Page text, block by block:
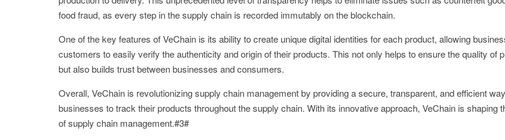
food fraud, as every step in the supply chain is recorded immutably on the blockchain.
One of the key features of VeChain is its ability to create unique digital identities for each product, allowing
customers to easily verify the authenticity and origin of their products. This not only helps to ensure the quality of
but also builds trust between businesses and consumers.
Overall, VeChain is revolutionizing supply chain management by providing a secure, transparent, and efficient
businesses to track their products throughout the supply chain. With its innovative approach, VeChain is shaping
of supply chain management.#3#